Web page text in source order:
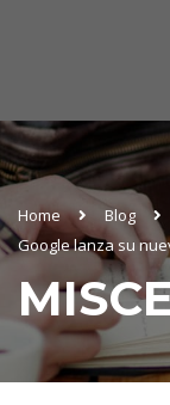
Home Blog
Google lanza su